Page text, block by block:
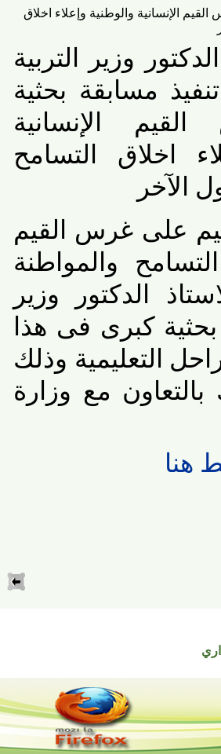
والوطنية وإعلاء اخلاق
وزير التربية
مسابقة بحثية
الإنسانية
اخلاق التسامح
على غرس القيم
والمواطنة
الدكتور وزير
كبرى فى هذا
التعليمية وذلك
/ 2015 وذلك بالتعاون مع وزارة